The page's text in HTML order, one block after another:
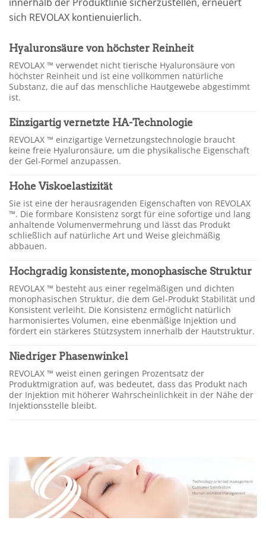
sich REVOLAX kontienuierlich.
Hyaluronsäure von höchster Reinheit
REVOLAX ™ verwendet nicht tierische Hyaluronsäure von
höchster Reinheit und ist eine vollkommen natürliche
Substanz, die auf das menschliche Hautgewebe abgestimmt
ist.
Einzigartig vernetzte HA-Technologie
REVOLAX ™ einzigartige Vernetzungstechnologie braucht
keine freie Hyaluronsäure, um die physikalische Eigenschaft
der Gel-Formel anzupassen.
Hohe Viskoelastizität
Sie ist eine der herausragenden Eigenschaften von REVOLAX
™. Die formbare Konsistenz sorgt für eine sofortige und lang
anhaltende Volumenvermehrung und lässt das Produkt
schließlich auf natürliche Art und Weise gleichmäßig
abbauen.
Hochgradig konsistente, monophasische Struktur
REVOLAX ™ besteht aus einer regelmäßigen und dichten
monophasischen Struktur, die dem Gel-Produkt Stabilität und
Konsistent verleiht. Die Konsistenz ermöglicht natürlich
harmonisiertes Volumen, eine ebenmäßige Injektion und
fördert ein stärkeres Stützsystem innerhalb der Hautstruktur.
Niedriger Phasenwinkel
REVOLAX ™ weist einen geringen Prozentsatz der
Produktmigration auf, was bedeutet, dass das Produkt nach
der Injektion mit höherer Wahrscheinlichkeit in der Nähe der
Injektionsstelle bleibt.